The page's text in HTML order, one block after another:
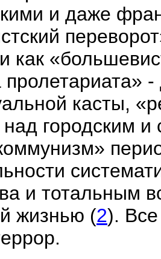
и даже
как
пролетариата»
касты,
над городским
и тотальным
жизнью (2).